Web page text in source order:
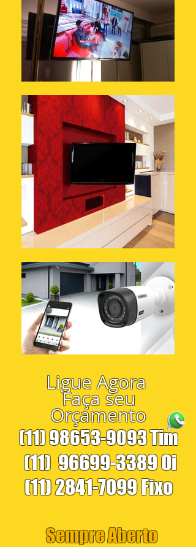
Ligue Agora
Faça seu
Orçamento
(11) 98653-9093Tim
(11) 96699-3389Oi
(11) 2841-7099Fixo
Sempre Aberto